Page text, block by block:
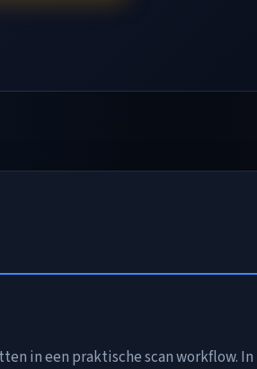
in een praktische scan workflow.